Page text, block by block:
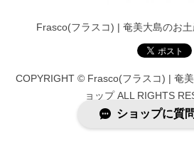
Frasco(フラスコ) | 奄美大島のお
COPYRIGHT © Frasco(フラスコ) | 奄
ョップ ALL RIGHTS
ショップに質